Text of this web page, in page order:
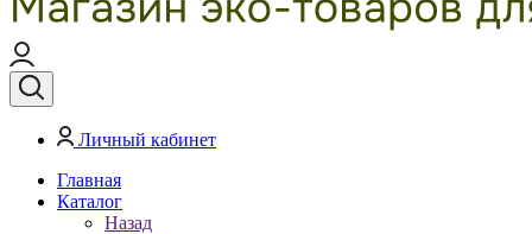
Личный кабинет
Главная
Каталог
Назад